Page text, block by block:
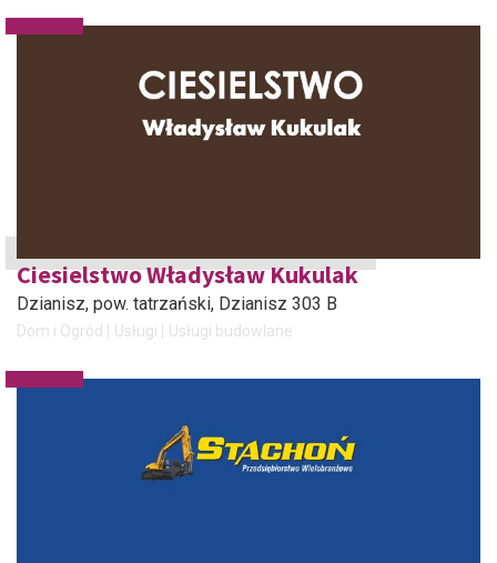
Ciesielstwo Władysław Kukulak
Dzianisz, pow. tatrzański, Dzianisz 303 B
Dom i Ogród Usługi Usługi budowlane